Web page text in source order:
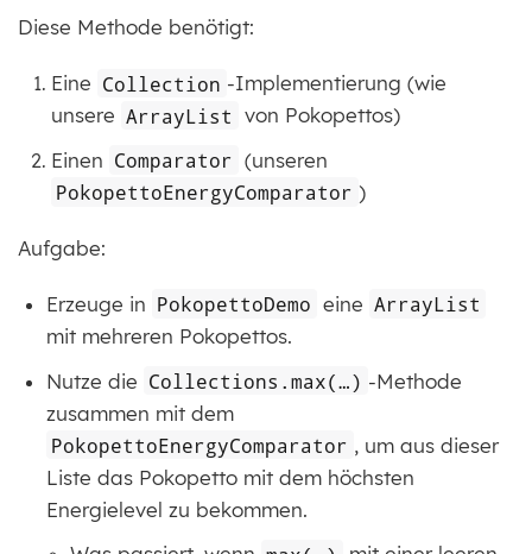
Diese Methode benötigt:
Eine Collection -Implementierung (wie
unsere ArrayList von Pokopettos)
Einen Comparator (unseren
PokopettoEnergyComparator )
Aufgabe:
Erzeuge in PokopettoDemo eine ArrayList
mit mehreren Pokopettos.
Nutze die Collections.max(…​) -Methode
zusammen mit dem
PokopettoEnergyComparator , um aus dieser
Liste das Pokopetto mit dem höchsten
Energielevel zu bekommen.